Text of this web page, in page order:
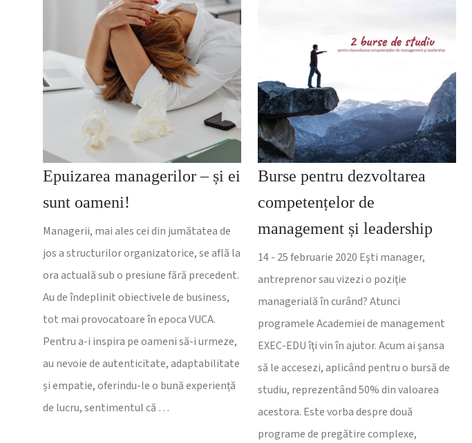
Epuizarea managerilor – și ei
sunt oameni!
Managerii, mai ales cei din jumătatea de
jos a structurilor organizatorice, se află la
ora actuală sub o presiune fără precedent.
Au de îndeplinit obiectivele de business,
tot mai provocatoare în epoca VUCA.
Pentru a-i inspira pe oameni să-i urmeze,
au nevoie de autenticitate, adaptabilitate
și empatie, oferindu-le o bună experiență
de lucru, sentimentul că …
Burse pentru dezvoltarea
competențelor de
management și leadership
14 - 25 februarie 2020 Eşti manager,
antreprenor sau vizezi o poziţie
managerială în curând? Atunci
programele Academiei de management
EXEC-EDU îţi vin în ajutor. Acum ai şansa
să le accesezi, aplicând pentru o bursă de
studiu, reprezentând 50% din valoarea
acestora. Este vorba despre două
programe de pregătire complexe,